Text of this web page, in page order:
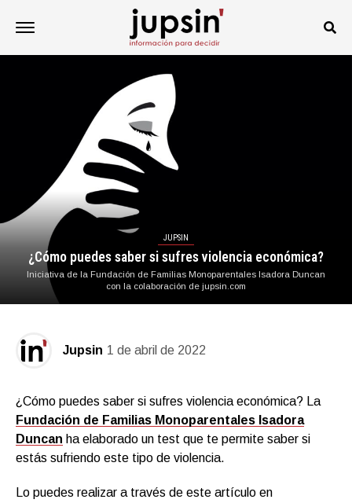
JUPSIN
¿Cómo puedes saber si sufres violencia económica?
Iniciativa de la Fundación de Familias Monoparentales Isadora Duncan
con la colaboración de jupsin.com
Jupsin 1 de abril de 2022
¿Cómo puedes saber si sufres violencia económica? La
Fundación de Familias Monoparentales Isadora
Duncan ha elaborado un test que te permite saber si
estás sufriendo este tipo de violencia.
Lo puedes realizar a través de este artículo en